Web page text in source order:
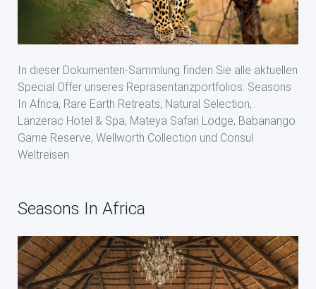
In dieser Dokumenten-Sammlung finden Sie alle aktuellen
Special Offer unseres Repräsentanzportfolios: Seasons
In Africa, Rare Earth Retreats, Natural Selection,
Lanzerac Hotel & Spa, Mateya Safari Lodge, Babanango
Game Reserve, Wellworth Collection und Consul
Weltreisen
Seasons In Africa